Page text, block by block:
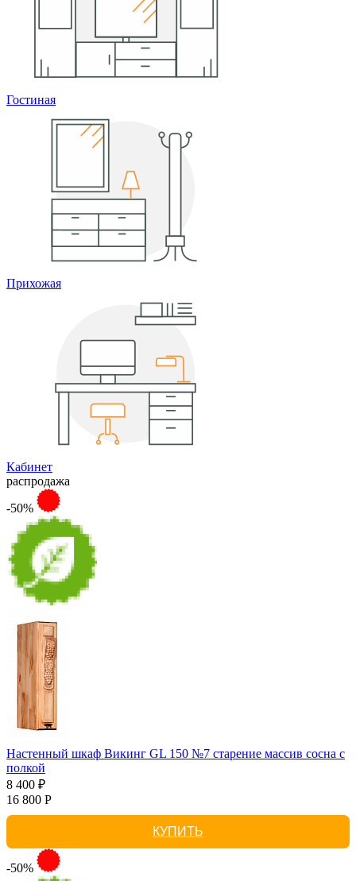
Гостиная
Прихожая
Кабинет
распродажа
-50%
Настенный шкаф Викинг GL 150 №7 старение массив сосна с
полкой
8 400 ₽
16 800 Р
КУПИТЬ
-50%